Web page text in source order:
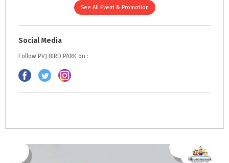
See All Event & Promotion
Social Media
Follow PVJ BIRD PARK on :